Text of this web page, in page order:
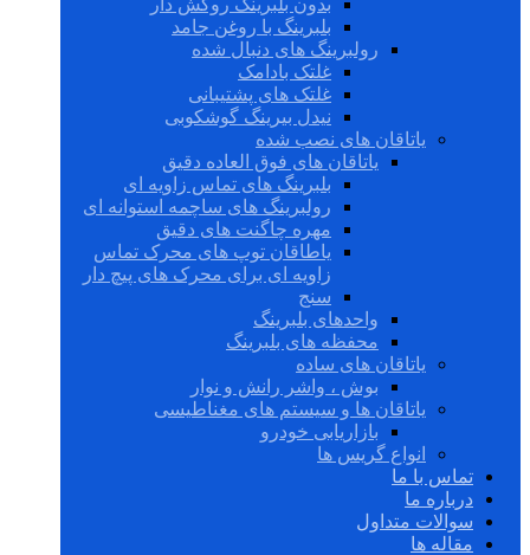
بدون بلبرینگ روکش دار
بلبرینگ با روغن جامد
رولبرینگ های دنبال شده
غلتک بادامک
غلتک های پشتیبانی
نیدل بیرینگ گوشکوبی
یاتاقان های نصب شده
یاتاقان های فوق العاده دقیق
بلبرینگ های تماس زاویه ای
رولبرینگ های ساچمه استوانه ای
مهره چاگنت های دقیق
یاطاقان توپ های محرک تماس
زاویه ای برای محرک های پیچ دار
سنج
واحدهای بلبرینگ
محفظه های بلبرینگ
یاتاقان های ساده
بوش ، واشر رانش و نوار
یاتاقان ها و سیستم های مغناطیسی
بازاریابی خودرو
انواع گریس ها
تماس با ما
درباره ما
سوالات متداول
مقاله ها